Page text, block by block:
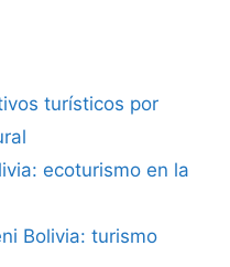
turísticos por
ecoturismo en la
Bolivia: turismo